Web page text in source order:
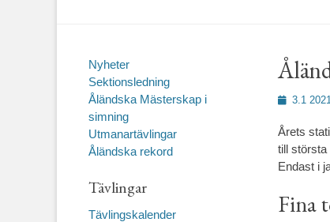
Publicerad
3.1
Årets
till största
Endast i
Fina
Nyheter
Sektionsledning
Åländska Mästerskap i
simning
Utmanartävlingar
Åländska rekord
Tävlingar
Tävlingskalender